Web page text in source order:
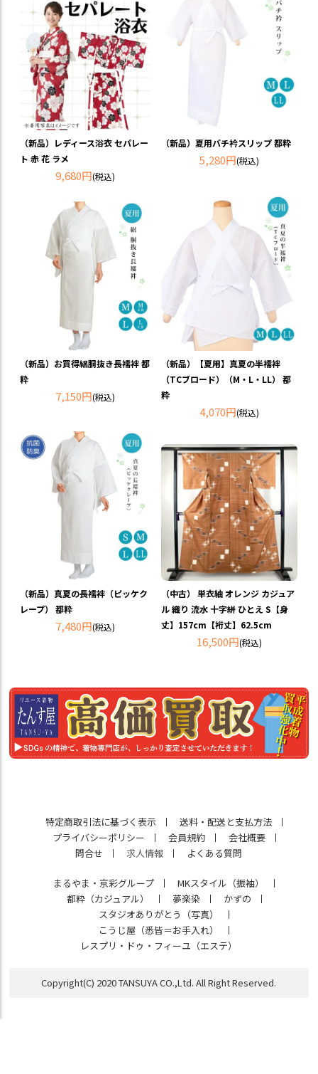
（新品）レディース浴衣 セパレー
ト 赤 花 ラメ
9,680円(税込)
（新品）夏用バチ衿スリップ 都粋
5,280円(税込)
（新品）お買得絽胴抜き長襦袢 都
粋
7,150円(税込)
（新品）【夏用】真夏の半襦袢
（TCブロード）（M・L・LL） 都
粋
4,070円(税込)
（新品）真夏の長襦袢（ピッケク
レープ） 都粋
7,480円(税込)
（中古） 単衣紬 オレンジ カジュア
ル 織り 流水 十字絣 ひとえ S【身
丈】157cm【裄丈】62.5cm
16,500円(税込)
特定商取引法に基づく表示
送料・配送と支払方法
プライバシーポリシー
会員規約
会社概要
問合せ
求人情報 よくある質問
まるやま・京彩グループ
MKスタイル（振袖）
都粋（カジュアル）
夢楽染
かずの
スタジオありがとう（写真）
こうじ屋（悉皆＝お手入れ）
レスプリ・ドゥ・フィーユ（エステ）
Copyright(C) 2020 TANSUYA CO.,Ltd. All Right Reserved.